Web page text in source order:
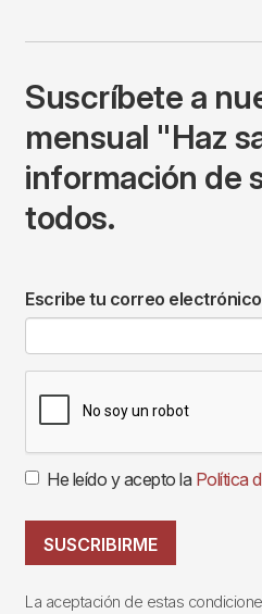
Suscríbete a
mensual "Haz
información de
todos.
Escribe tu correo electrónico
He leído y acepto la Política
SUSCRIBIRME
La aceptación de estas